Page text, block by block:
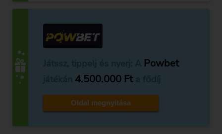
Powbet
4.500.000 Fta fődíj
Oldal megnyitása